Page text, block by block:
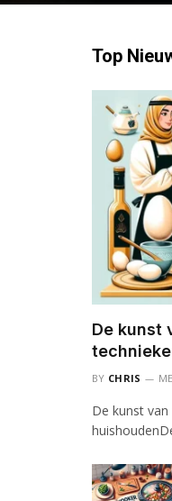
Top
De kunst
BY CHRIS
De kunst